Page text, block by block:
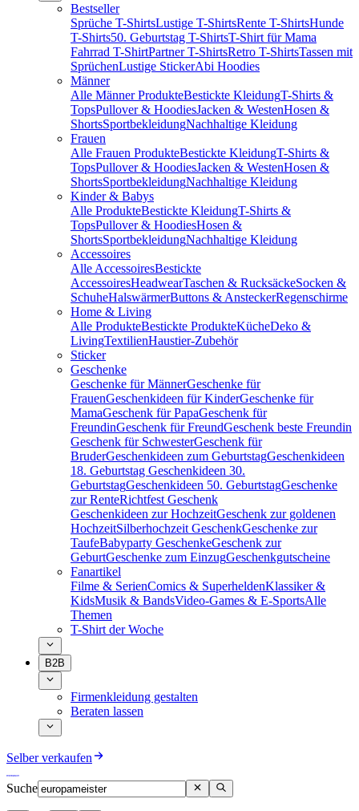
Bestseller
Sprüche T-ShirtsLustige T-ShirtsRente T-ShirtsHunde
T-Shirts50. Geburtstag T-ShirtsT-Shirt für Mama
Fahrrad T-ShirtPartner T-ShirtsRetro T-ShirtsTassen mit
SprüchenLustige StickerAbi Hoodies
Männer
Alle Männer ProdukteBestickte KleidungT-Shirts &
TopsPullover & HoodiesJacken & WestenHosen &
ShortsSportbekleidungNachhaltige Kleidung
Frauen
Alle Frauen ProdukteBestickte KleidungT-Shirts &
TopsPullover & HoodiesJacken & WestenHosen &
ShortsSportbekleidungNachhaltige Kleidung
Kinder & Babys
Alle ProdukteBestickte KleidungT-Shirts &
TopsPullover & HoodiesHosen &
ShortsSportbekleidungNachhaltige Kleidung
Accessoires
Alle AccessoiresBestickte
AccessoiresHeadwearTaschen & RucksäckeSocken &
SchuheHalswärmerButtons & AnsteckerRegenschirme
Home & Living
Alle ProdukteBestickte ProdukteKücheDeko &
LivingTextilienHaustier-Zubehör
Sticker
Geschenke
Geschenke für MännerGeschenke für
FrauenGeschenkideen für KinderGeschenke für
MamaGeschenk für PapaGeschenk für
FreundinGeschenk für FreundGeschenk beste Freundin
Geschenk für SchwesterGeschenk für
BruderGeschenkideen zum GeburtstagGeschenkideen
18. Geburtstag Geschenkideen 30.
GeburtstagGeschenkideen 50. GeburtstagGeschenke
zur RenteRichtfest Geschenk
Geschenkideen zur HochzeitGeschenk zur goldenen
HochzeitSilberhochzeit GeschenkGeschenke zur
TaufeBabyparty GeschenkeGeschenk zur
GeburtGeschenke zum EinzugGeschenkgutscheine
Fanartikel
Filme & SerienComics & SuperheldenKlassiker &
KidsMusik & BandsVideo-Games & E-SportsAlle
Themen
T-Shirt der Woche
B2B
Firmenkleidung gestalten
Beraten lassen
Selber verkaufen
Suche